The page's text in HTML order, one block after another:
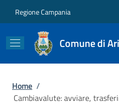
Regione Campania
Comune di
Briciole di pane
Home /
Cambiavalute: avviare,